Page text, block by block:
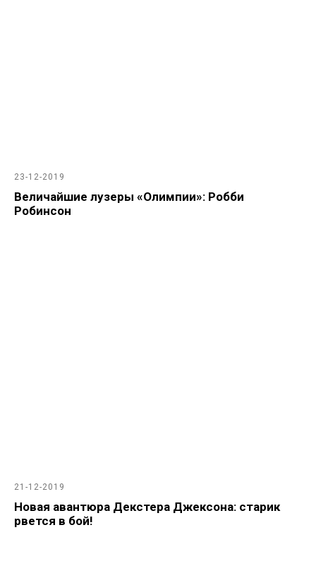
23-12-2019
Величайшие лузеры «Олимпии»: Робби
Робинсон
21-12-2019
Новая авантюра Декстера Джексона: старик
рвется в бой!